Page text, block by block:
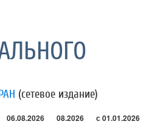
(сетевое издание)
06.08.2026 08.2026 с 01.01.2026